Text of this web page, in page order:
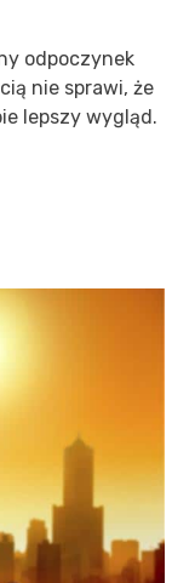
odpoczynek
nie sprawi, że
lepszy wygląd.